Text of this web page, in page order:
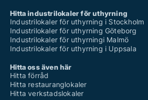
Hitta industrilokaler för uthyrning
Industrilokaler för uthyrning i Stockholm
Industrilokaler för uthyrning Göteborg
Industrilokaler för uthyrningi Malmö
Industrilokaler för uthyrning i Uppsala
Hitta oss även här
Hitta förråd
Hitta restauranglokaler
Hitta verkstadslokaler